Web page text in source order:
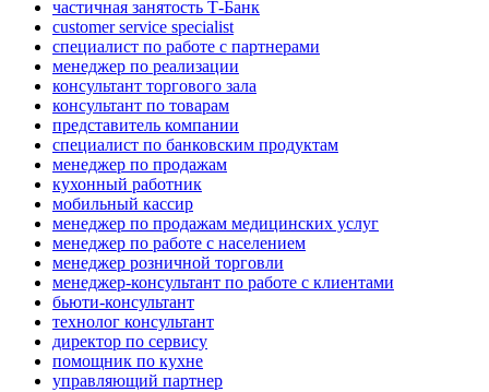
частичная занятость Т-Банк
customer service specialist
специалист по работе с партнерами
менеджер по реализации
консультант торгового зала
консультант по товарам
представитель компании
специалист по банковским продуктам
менеджер по продажам
кухонный работник
мобильный кассир
менеджер по продажам медицинских услуг
менеджер по работе с населением
менеджер розничной торговли
менеджер-консультант по работе с клиентами
бьюти-консультант
технолог консультант
директор по сервису
помощник по кухне
управляющий партнер